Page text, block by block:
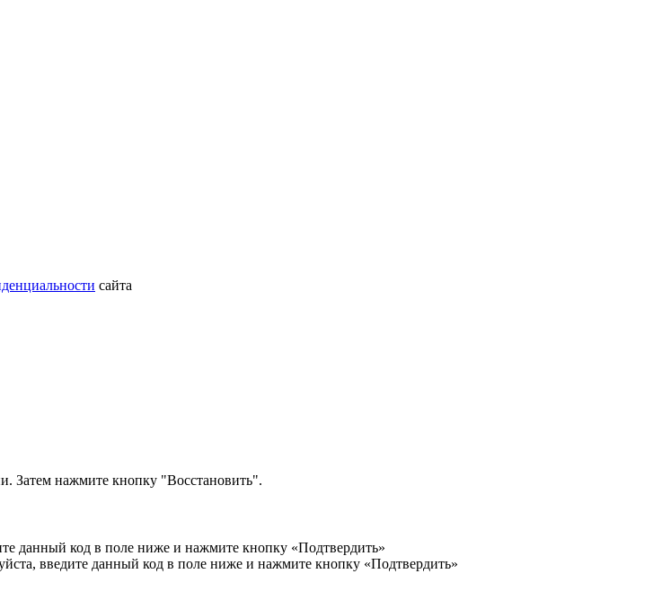
сайта
Затем нажмите кнопку "Восстановить".
данный код в поле ниже и нажмите кнопку «Подтвердить»
введите данный код в поле ниже и нажмите кнопку «Подтвердить»